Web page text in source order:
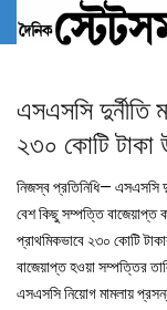
এসএসসি দুর্নীতি
২৩০ কোটি টাকা
নিজস্ব প্রতিনিধি— এসএসসি
বেশ কিছু সম্পত্তি বাজেয়াপ্ত
প্রাথমিকভাবে ২৩০ কোটি
বাজেয়াপ্ত হওয়া সম্পত্তির
এসএসসি নিয়োগ মামলায়